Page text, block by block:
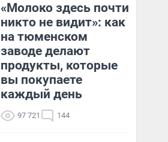
«Молоко здесь почти
никто не видит»: как
на тюменском
заводе делают
продукты, которые
вы покупаете
каждый день
97 721 144